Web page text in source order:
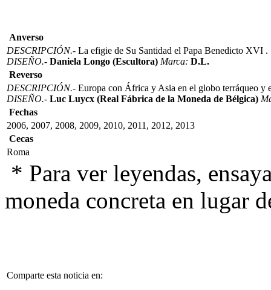
Anverso
DESCRIPCIÓN.- La efigie de Su Santidad el Papa Benedicto XVI .
DISEÑO.- Daniela Longo (Escultora) Marca: D.L.
Reverso
DESCRIPCIÓN.- Europa con África y Asia en el globo terráqueo y
DISEÑO.- Luc Luycx (Real Fábrica de la Moneda de Bélgica)
Fechas
2006, 2007, 2008, 2009, 2010, 2011, 2012, 2013
Cecas
Roma
* Para ver leyendas,
moneda concreta en lugar
Comparte esta noticia en: